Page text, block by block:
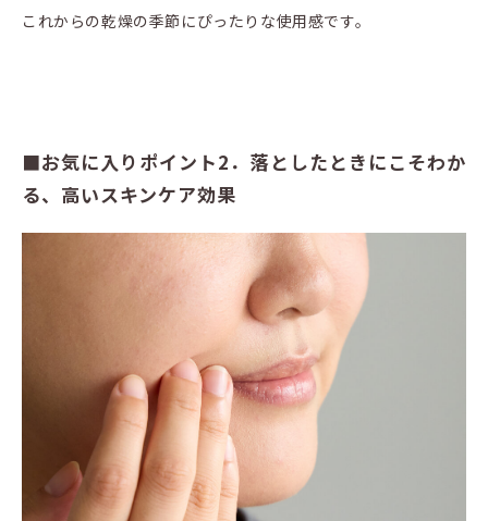
これからの乾燥の季節にぴったりな使用感です。
■お気に入りポイント2．落としたときにこそわか
る、高いスキンケア効果